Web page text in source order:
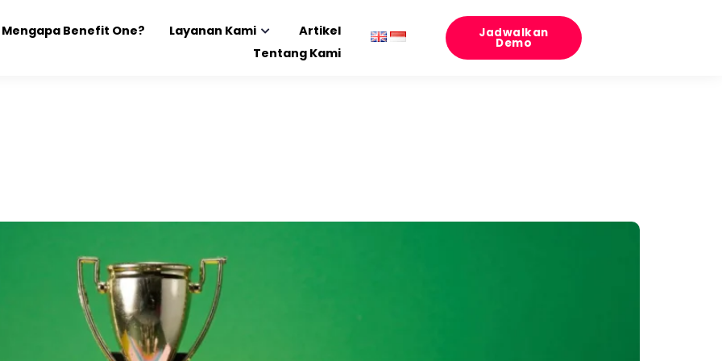
Mengapa Benefit One? Layanan Kami
Artikel
Tentang Kami
Jadwalkan
Demo